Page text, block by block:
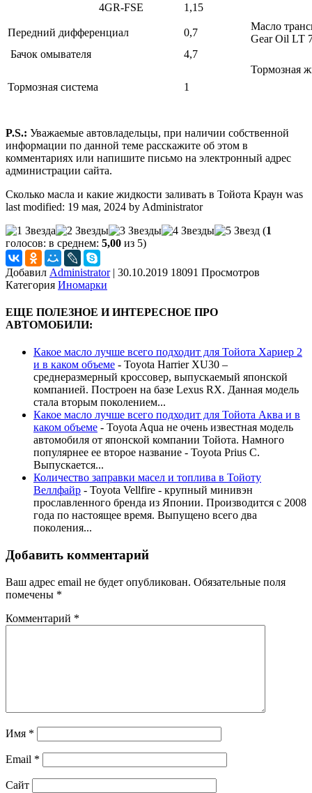
4GR-FSE
1,15
Передний дифференциал 0,7
Масло
Gear Oil LT
Бачок омывателя
4,7
Тормозная система 1
Тормозная
P.S.: Уважаемые автовладельцы, при наличии собственной
информации по данной теме расскажите об этом в
комментариях или напишите письмо на электронный адрес
администрации сайта.
Сколько масла и какие жидкости заливать в Тойота Краун was
last modified: 19 мая, 2024 by Administrator
(1
голосов: в среднем: 5,00 из 5)
Добавил Administrator | 30.10.2019 18091 Просмотров
Категория Иномарки
ЕЩЕ ПОЛЕЗНОЕ И ИНТЕРЕСНОЕ ПРО
АВТОМОБИЛИ:
Какое масло лучше всего подходит для Тойота Хариер 2
и в каком объеме - Toyota Harrier XU30 –
среднеразмерный кроссовер, выпускаемый японской
компанией. Построен на базе Lexus RX. Данная модель
стала вторым поколением...
Какое масло лучше всего подходит для Тойота Аква и в
каком объеме - Toyota Aqua не очень известная модель
автомобиля от японской компании Тойота. Намного
популярнее ее второе название - Toyota Prius C.
Выпускается...
Количество заправки масел и топлива в Тойоту
Веллфайр - Toyota Vellfire - крупный минивэн
прославленного бренда из Японии. Производится с 2008
года по настоящее время. Выпущено всего два
поколения...
Добавить комментарий
Ваш адрес email не будет опубликован. Обязательные поля
помечены *
Комментарий *
Имя *
Email *
Сайт